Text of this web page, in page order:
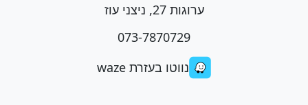
ערוגות 27, ניצני עוז
073-7870729
נווטו בעזרת waze